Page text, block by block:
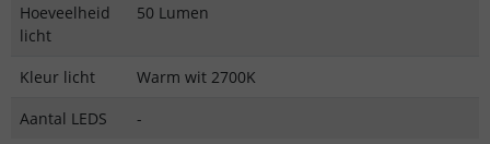
Hoeveelheid
licht
50 Lumen
Kleur licht
Warm wit 2700K
Aantal LEDS
-